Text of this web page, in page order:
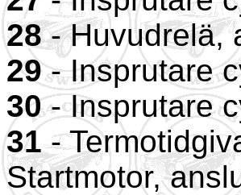
28- Huvudrelä,
29- Insprutare
30- Insprutare
31-
Startmotor,